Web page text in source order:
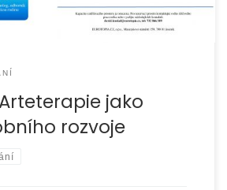
jako
rozvoje